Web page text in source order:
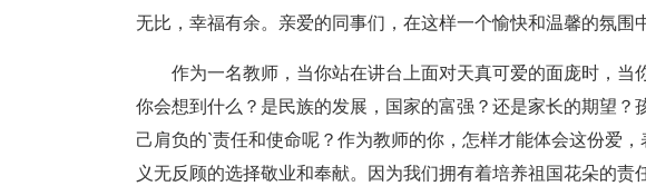
无比，幸福有余。亲爱的同事们，在这样一个愉快和温馨的氛围
作为一名教师，当你站在讲台上面对天真可爱的面庞时，当
你会想到什么？是民族的发展，国家的富强？还是家长的期望？
己肩负的`责任和使命呢？作为教师的你，怎样才能体会这份爱
义无反顾的选择敬业和奉献。因为我们拥有着培养祖国花朵的